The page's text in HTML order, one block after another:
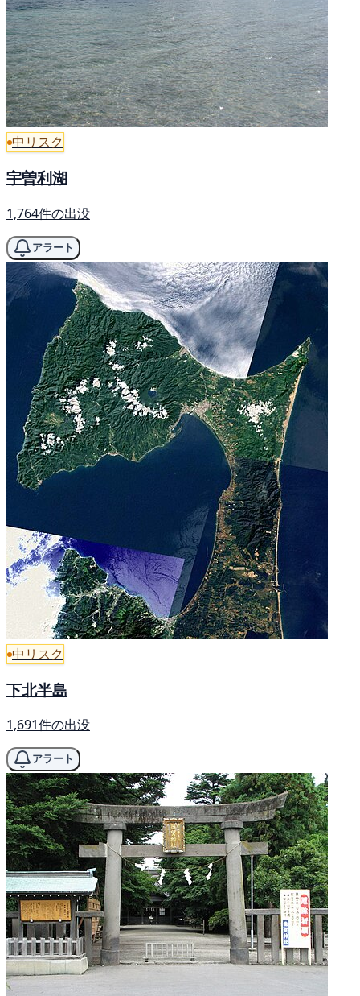
中リスク
宇曽利湖
1,764件の出没
アラート
中リスク
下北半島
1,691件の出没
アラート